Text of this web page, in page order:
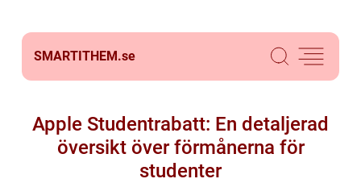
SMARTITHEM.se
Apple Studentrabatt: En detaljerad
översikt över förmånerna för
studenter